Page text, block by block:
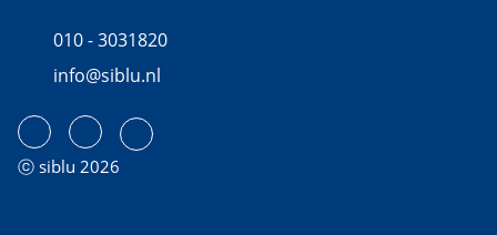
010 - 3031820
info@siblu.nl
ⓒ siblu 2026